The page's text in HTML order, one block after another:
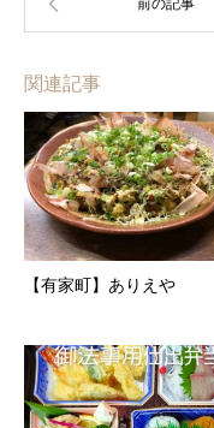
関連記事
【有家町】ありえや